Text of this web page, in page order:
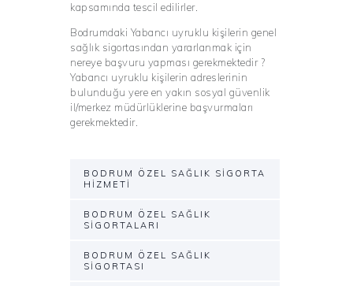
kapsamında tescil edilirler.
Bodrumdaki Yabancı uyruklu kişilerin genel
sağlık sigortasından yararlanmak için
nereye başvuru yapması gerekmektedir ?
Yabancı uyruklu kişilerin adreslerinin
bulunduğu yere en yakın sosyal güvenlik
il/merkez müdürlüklerine başvurmaları
gerekmektedir.
BODRUM ÖZEL SAĞLIK SIGORTA
HIZMETI
BODRUM ÖZEL SAĞLIK
SIGORTALARI
BODRUM ÖZEL SAĞLIK
SIGORTASI